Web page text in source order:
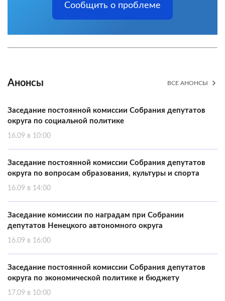
Сообщить о проблеме
Анонсы ВСЕ АНОНСЫ
Заседание постоянной комиссии Собрания депутатов
округа по социальной политике
16.09 в 10:00
Заседание постоянной комиссии Собрания депутатов
округа по вопросам образования, культуры и спорта
16.09 в 14:00
Заседание комиссии по наградам при Собрании
депутатов Ненецкого автономного округа
16.09 в 16:00
Заседание постоянной комиссии Собрания депутатов
округа по экономической политике и бюджету
17.09 в 10:00